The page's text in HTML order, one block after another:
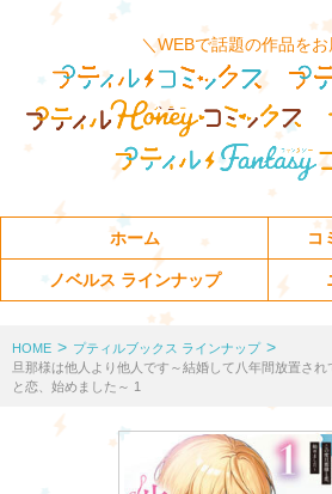
＼WEBで話題の作品をお
ホーム コ
ノベルス ラインナップ
HOME > プティルブックス ラインナップ >
旦那様は他人より他人です～結婚して八年間放置さ
と恋、始めました～ 1